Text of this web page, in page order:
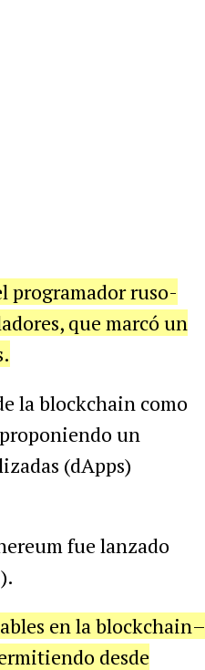
programador ruso-
que marcó un
la blockchain como
un
(dApps)
fue lanzado
en la blockchain–
desde